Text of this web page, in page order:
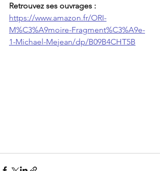
Retrouvez ses ouvrages :
https://www.amazon.fr/ORI-
M%C3%A9moire-Fragment%C3%A9e-
1-Michael-Mejean/dp/B09B4CHT5B